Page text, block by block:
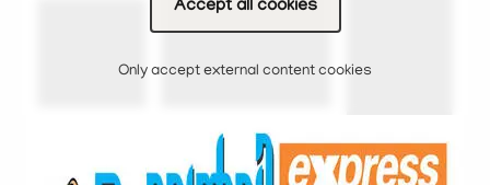
Accept all cookies
Only accept external content cookies